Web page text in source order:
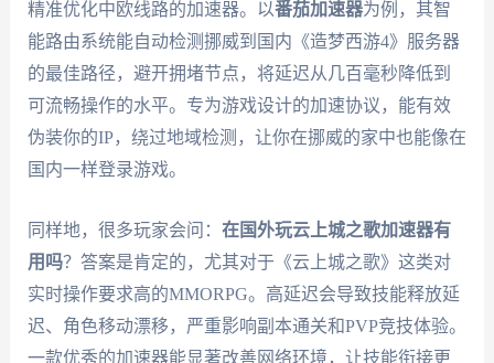
精准优化中欧线路的加速器。以番茄加速器为例，其智
能路由系统能自动检测挪威到国内《造梦西游4》服务器
的最佳路径，避开拥堵节点，将延迟从几百毫秒降低到
可流畅操作的水平。专为游戏设计的加速协议，能有效
伪装你的IP，绕过地域检测，让你在挪威的家中也能像在
国内一样登录游戏。
同样地，很多玩家会问： 在国外玩云上城之歌加速器有
用吗？答案是肯定的，尤其对于《云上城之歌》这类对
实时操作要求高的MMORPG。高延迟会导致技能释放延
迟、角色移动漂移，严重影响副本通关和PVP竞技体验。
一款优秀的加速器能显著改善网络环境，让技能衔接更